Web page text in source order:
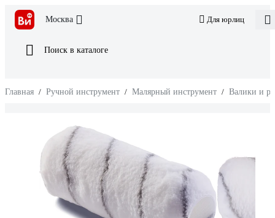
Москва Для юрлиц
Поиск в каталоге
Главная / Ручной инструмент / Малярный инструмент / Валики и